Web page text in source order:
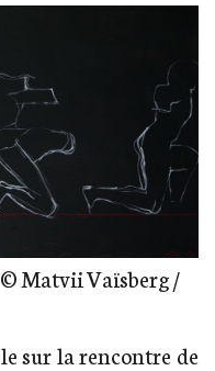
© Matvii Vaïsberg /
sur la rencontre de